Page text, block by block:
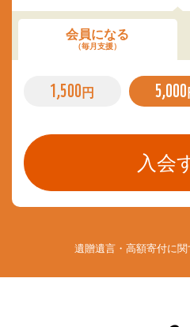
会員になる
（毎月支援）
1,500 円 5,000
遺贈遺言・高額寄付に